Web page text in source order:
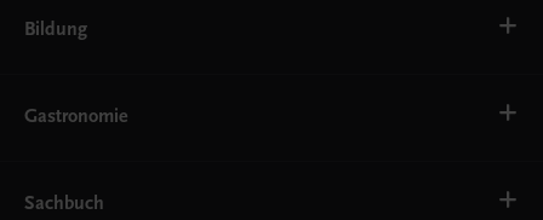
Bildung
AHS
EWF/ZWF
FW
Gastronomie
Getränke
Sachbuch